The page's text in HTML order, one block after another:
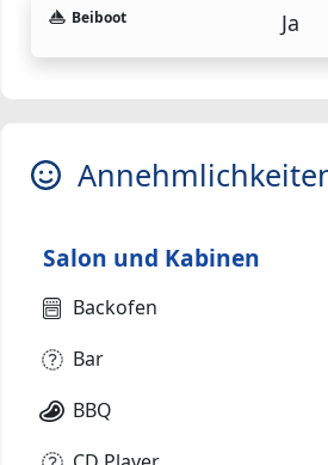
Beiboot Ja
Salon und Kabinen
Backofen
Bar
BBQ